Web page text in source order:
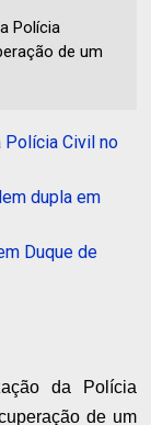
Polícia
de um
Polícia Civil no
dupla em
Duque de
da Polícia
de um